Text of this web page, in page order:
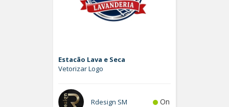
Estacão Lava e Seca
Vetorizar Logo
Rdesign SM On